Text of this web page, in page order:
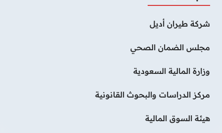
شركة طيران أديل
مجلس الضمان الصحي
وزارة المالية السعودية
مركز الدراسات والبحوث القانونية
هيئة السوق المالية